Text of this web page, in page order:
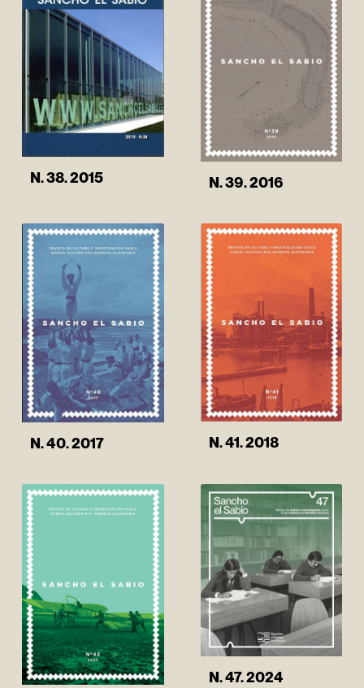
N. 38. 2015 N. 39. 2016
N. 40. 2017 N. 41. 2018
N. 47. 2024